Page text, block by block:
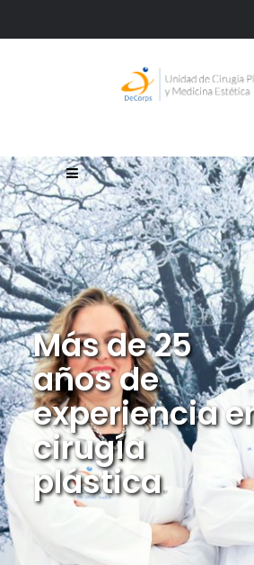
Más de 25
años de
experiencia
cirugía
plástica